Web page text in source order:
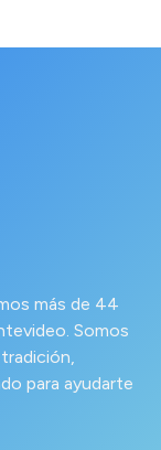
más de 44
Somos
para ayudarte